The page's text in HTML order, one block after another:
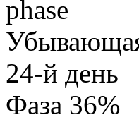
24-й день
Фаза 36%